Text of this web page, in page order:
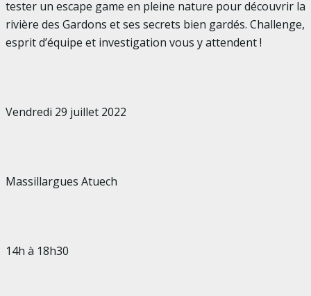
tester un escape game en pleine nature pour découvrir la
rivière des Gardons et ses secrets bien gardés. Challenge,
esprit d’équipe et investigation vous y attendent !
Vendredi 29 juillet 2022
Massillargues Atuech
14h à 18h30